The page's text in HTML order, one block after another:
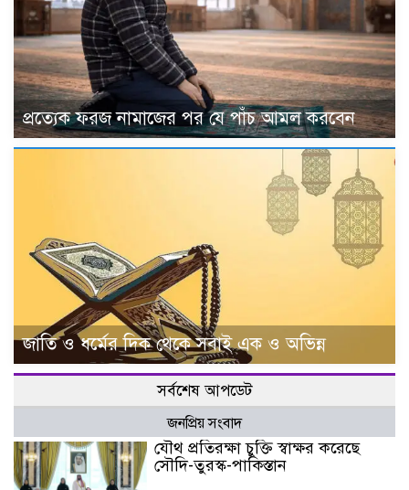
প্রত্যেক ফরজ নামাজের পর যে পাঁচ আমল করবেন
জাতি ও ধর্মের দিক থেকে সবাই এক ও অভিন্ন
সর্বশেষ আপডেট
জনপ্রিয় সংবাদ
যৌথ প্রতিরক্ষা চুক্তি স্বাক্ষর করেছে
সৌদি-তুরস্ক-পাকিস্তান